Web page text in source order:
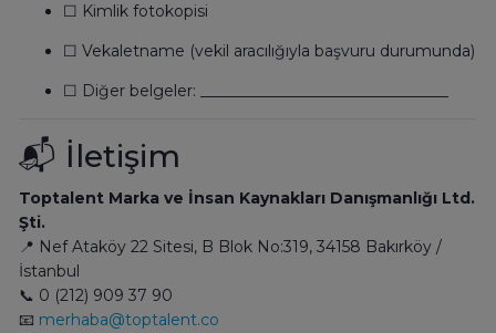
☐ Kimlik fotokopisi
☐ Vekaletname (vekil aracılığıyla başvuru durumunda)
☐ Diğer belgeler: ________________________________
📬 İletişim
Toptalent Marka ve İnsan Kaynakları Danışmanlığı Ltd.
Şti.
📍 Nef Ataköy 22 Sitesi, B Blok No:319, 34158 Bakırköy /
İstanbul
📞 0 (212) 909 37 90
📧 merhaba@toptalent.co